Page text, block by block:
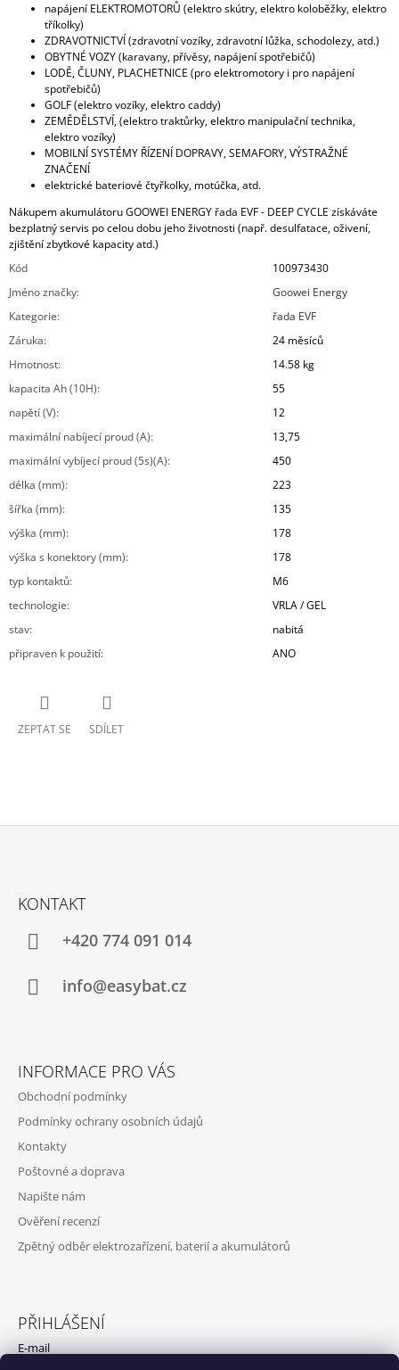
napájení ELEKTROMOTORŮ (elektro skútry, elektro koloběžky, elektro
tříkolky)
ZDRAVOTNICTVÍ (zdravotní vozíky, zdravotní lůžka, schodolezy, atd.)
OBYTNÉ VOZY (karavany, přívěsy, napájení spotřebičů)
LODĚ, ČLUNY, PLACHETNICE (pro elektromotory i pro napájení
spotřebičů)
GOLF (elektro vozíky, elektro caddy)
ZEMĚDĚLSTVÍ, (elektro traktůrky, elektro manipulační technika,
elektro vozíky)
MOBILNÍ SYSTÉMY ŘÍZENÍ DOPRAVY, SEMAFORY, VÝSTRAŽNÉ
ZNAČENÍ
elektrické bateriové čtyřkolky, motúčka, atd.
Nákupem akumulátoru GOOWEI ENERGY řada EVF - DEEP CYCLE získáváte
bezplatný servis po celou dobu jeho životnosti (např. desulfatace, oživení,
zjištění zbytkové kapacity atd.)
Kód
100973430
Jméno značky:
Goowei Energy
Kategorie:
řada EVF
Záruka:
24 měsíců
Hmotnost:
14.58 kg
kapacita Ah (10H):
55
napětí (V):
12
maximální nabíjecí proud (A):
13,75
maximální vybíjecí proud (5s)(A):
450
délka (mm):
223
šířka (mm):
135
výška (mm):
178
výška s konektory (mm):
178
typ kontaktů:
M6
technologie:
VRLA / GEL
stav:
nabitá
připraven k použití: ANO
ZEPTAT SE SDÍLET
KONTAKT
+420 774 091 014
info@easybat.cz
INFORMACE PRO VÁS
Obchodní podmínky
Podmínky ochrany osobních údajů
Kontakty
Poštovné a doprava
Napište nám
Ověření recenzí
Zpětný odběr elektrozařízení, baterií a akumulátorů
PŘIHLÁŠENÍ
E-mail